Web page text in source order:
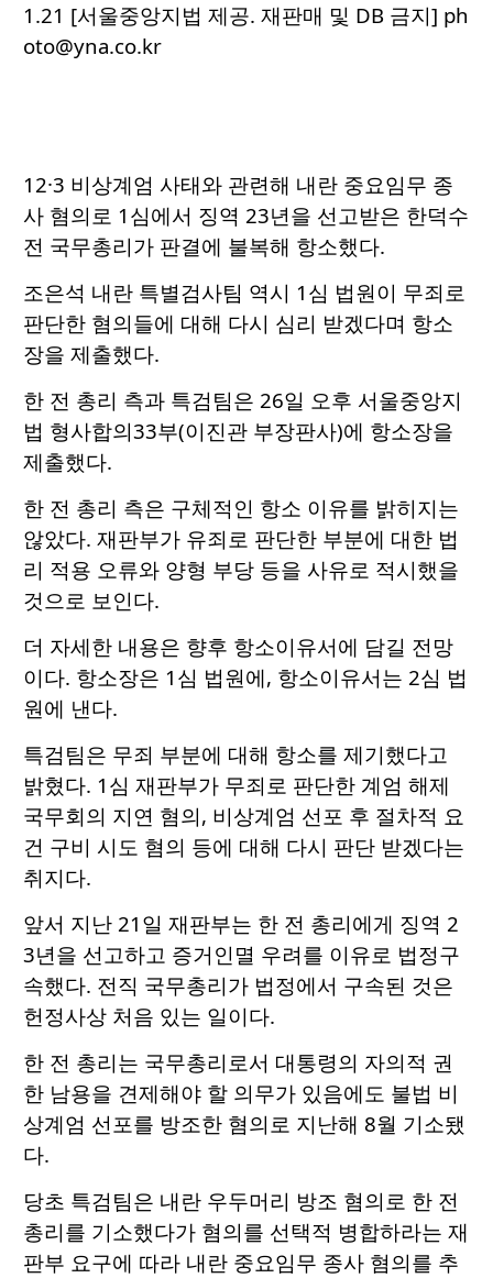
1.21 [서울중앙지법 제공. 재판매 및 DB 금지] ph
oto@yna.co.kr
12·3 비상계엄 사태와 관련해 내란 중요임무 종
사 혐의로 1심에서 징역 23년을 선고받은 한덕수
전 국무총리가 판결에 불복해 항소했다.
조은석 내란 특별검사팀 역시 1심 법원이 무죄로
판단한 혐의들에 대해 다시 심리 받겠다며 항소
장을 제출했다.
한 전 총리 측과 특검팀은 26일 오후 서울중앙지
법 형사합의33부(이진관 부장판사)에 항소장을
제출했다.
한 전 총리 측은 구체적인 항소 이유를 밝히지는
않았다. 재판부가 유죄로 판단한 부분에 대한 법
리 적용 오류와 양형 부당 등을 사유로 적시했을
것으로 보인다.
더 자세한 내용은 향후 항소이유서에 담길 전망
이다. 항소장은 1심 법원에, 항소이유서는 2심 법
원에 낸다.
특검팀은 무죄 부분에 대해 항소를 제기했다고
밝혔다. 1심 재판부가 무죄로 판단한 계엄 해제
국무회의 지연 혐의, 비상계엄 선포 후 절차적 요
건 구비 시도 혐의 등에 대해 다시 판단 받겠다는
취지다.
앞서 지난 21일 재판부는 한 전 총리에게 징역 2
3년을 선고하고 증거인멸 우려를 이유로 법정구
속했다. 전직 국무총리가 법정에서 구속된 것은
헌정사상 처음 있는 일이다.
한 전 총리는 국무총리로서 대통령의 자의적 권
한 남용을 견제해야 할 의무가 있음에도 불법 비
상계엄 선포를 방조한 혐의로 지난해 8월 기소됐
다.
당초 특검팀은 내란 우두머리 방조 혐의로 한 전
총리를 기소했다가 혐의를 선택적 병합하라는 재
판부 요구에 따라 내란 중요임무 종사 혐의를 추